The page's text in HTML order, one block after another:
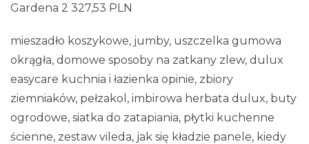
Gardena 2 327,53 PLN
mieszadło koszykowe, jumby, uszczelka gumowa
okrągła, domowe sposoby na zatkany zlew, dulux
easycare kuchnia i łazienka opinie, zbiory
ziemniaków, pełzakol, imbirowa herbata dulux, buty
ogrodowe, siatka do zatapiania, płytki kuchenne
ścienne, zestaw vileda, jak się kładzie panele, kiedy